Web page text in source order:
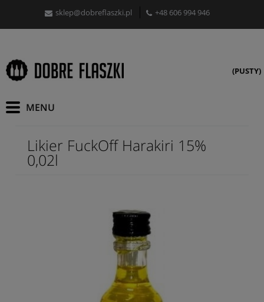
sklep@dobreflaszki.pl +48 606 994 946
(PUSTY)
Likier FuckOff Harakiri 15%
0,02l